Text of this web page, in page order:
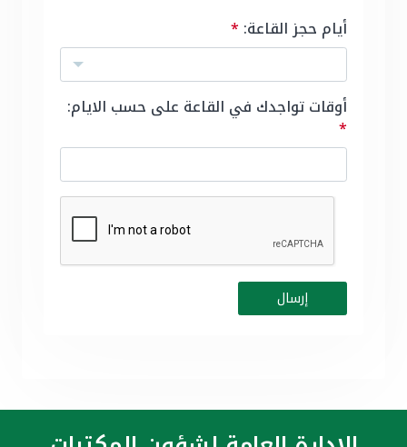
أيام حجز القاعة: *
أوقات تواجدك في القاعة على حسب الايام:
*